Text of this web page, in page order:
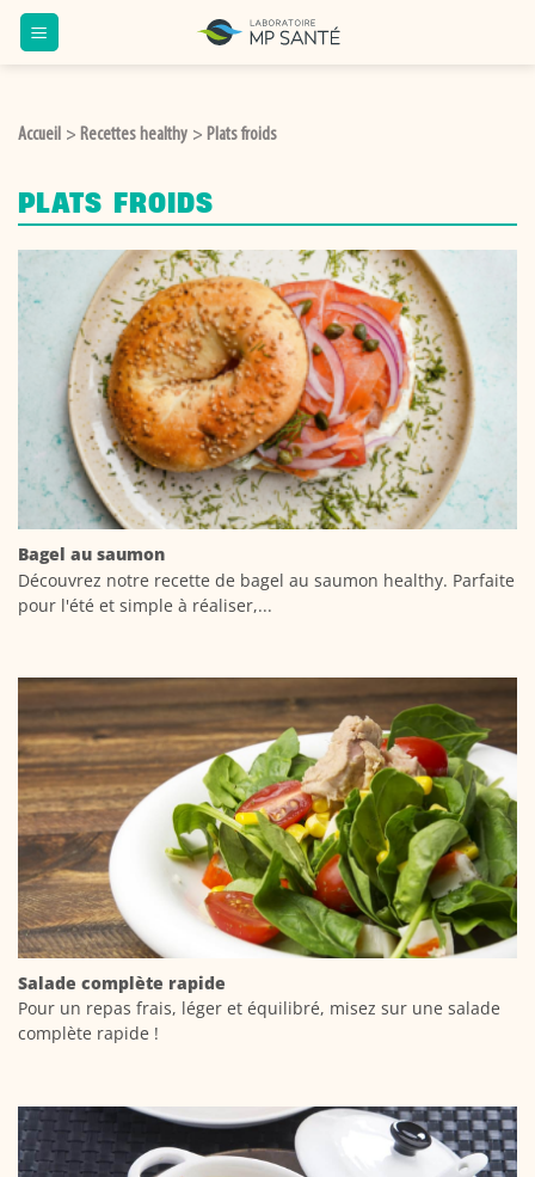
Passer
au
Accueil > Recettes healthy > Plats froids
PLATS FROIDS
Bagel au saumon
Découvrez notre recette de bagel au saumon healthy. Parfaite
pour l'été et simple à réaliser,...
Salade complète rapide
Pour un repas frais, léger et équilibré, misez sur une salade
complète rapide !